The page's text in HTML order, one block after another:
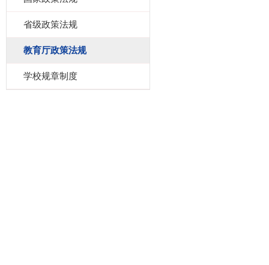
省级政策法规
教育厅政策法规
学校规章制度